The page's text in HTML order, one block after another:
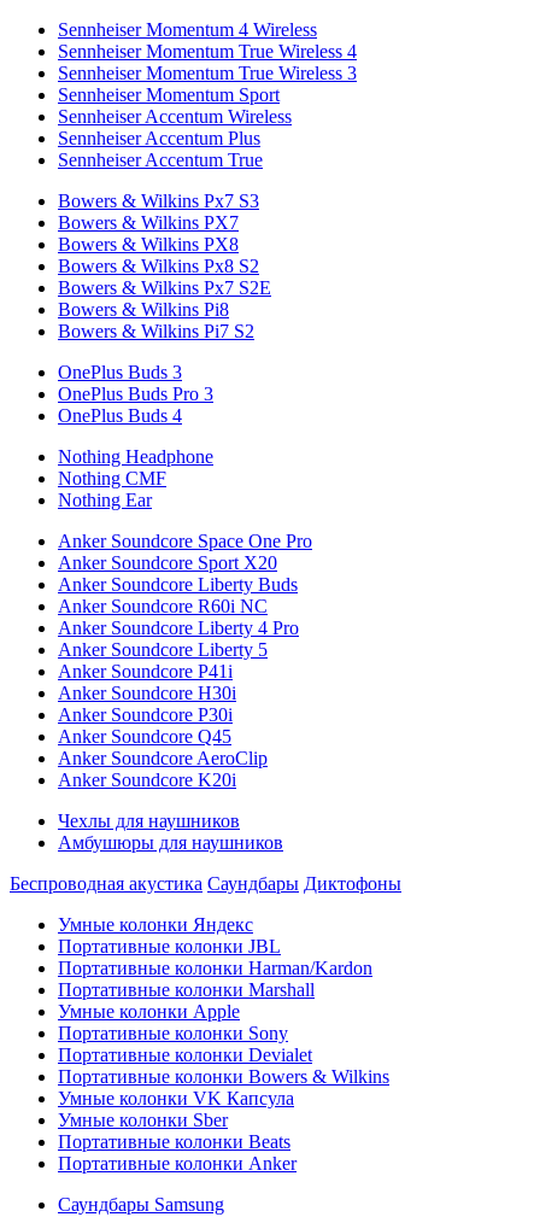
Sennheiser Momentum 4 Wireless
Sennheiser Momentum True Wireless 4
Sennheiser Momentum True Wireless 3
Sennheiser Momentum Sport
Sennheiser Accentum Wireless
Sennheiser Accentum Plus
Sennheiser Accentum True
Bowers & Wilkins Px7 S3
Bowers & Wilkins PX7
Bowers & Wilkins PX8
Bowers & Wilkins Px8 S2
Bowers & Wilkins Px7 S2E
Bowers & Wilkins Pi8
Bowers & Wilkins Pi7 S2
OnePlus Buds 3
OnePlus Buds Pro 3
OnePlus Buds 4
Nothing Headphone
Nothing CMF
Nothing Ear
Anker Soundcore Space One Pro
Anker Soundcore Sport X20
Anker Soundcore Liberty Buds
Anker Soundcore R60i NC
Anker Soundcore Liberty 4 Pro
Anker Soundcore Liberty 5
Anker Soundcore P41i
Anker Soundcore H30i
Anker Soundcore P30i
Anker Soundcore Q45
Anker Soundcore AeroClip
Anker Soundcore K20i
Чехлы для наушников
Амбушюры для наушников
Беспроводная акустика Саундбары Диктофоны
Умные колонки Яндекс
Портативные колонки JBL
Портативные колонки Harman/Kardon
Портативные колонки Marshall
Умные колонки Apple
Портативные колонки Sony
Портативные колонки Devialet
Портативные колонки Bowers & Wilkins
Умные колонки VK Капсула
Умные колонки Sber
Портативные колонки Beats
Портативные колонки Anker
Саундбары Samsung